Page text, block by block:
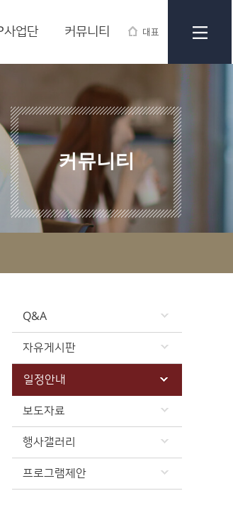
대표
사업단 커뮤니티
커뮤니티
Q&A
자유게시판
일정안내
보도자료
행사갤러리
프로그램제안